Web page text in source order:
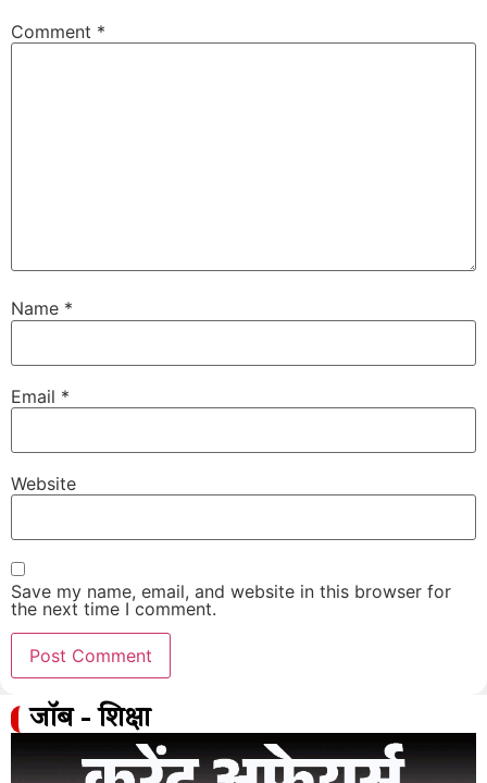
Comment *
Name *
Email *
Website
Save my name, email, and website in this browser for
the next time I comment.
जॉब - शिक्षा